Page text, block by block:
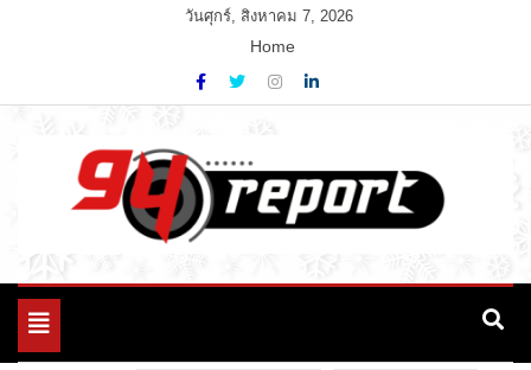
วันศุกร์, สิงหาคม 7, 2026
Home
94 Report.com
Variety News
Toggle